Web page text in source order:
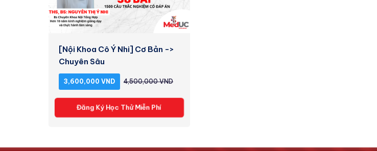
[Nội Khoa Cô Ý Nhi] Cơ Bản ->
Chuyên Sâu
3,600,000 VND 4,500,000 VND
Đăng Ký Học Thử Miễn Phí